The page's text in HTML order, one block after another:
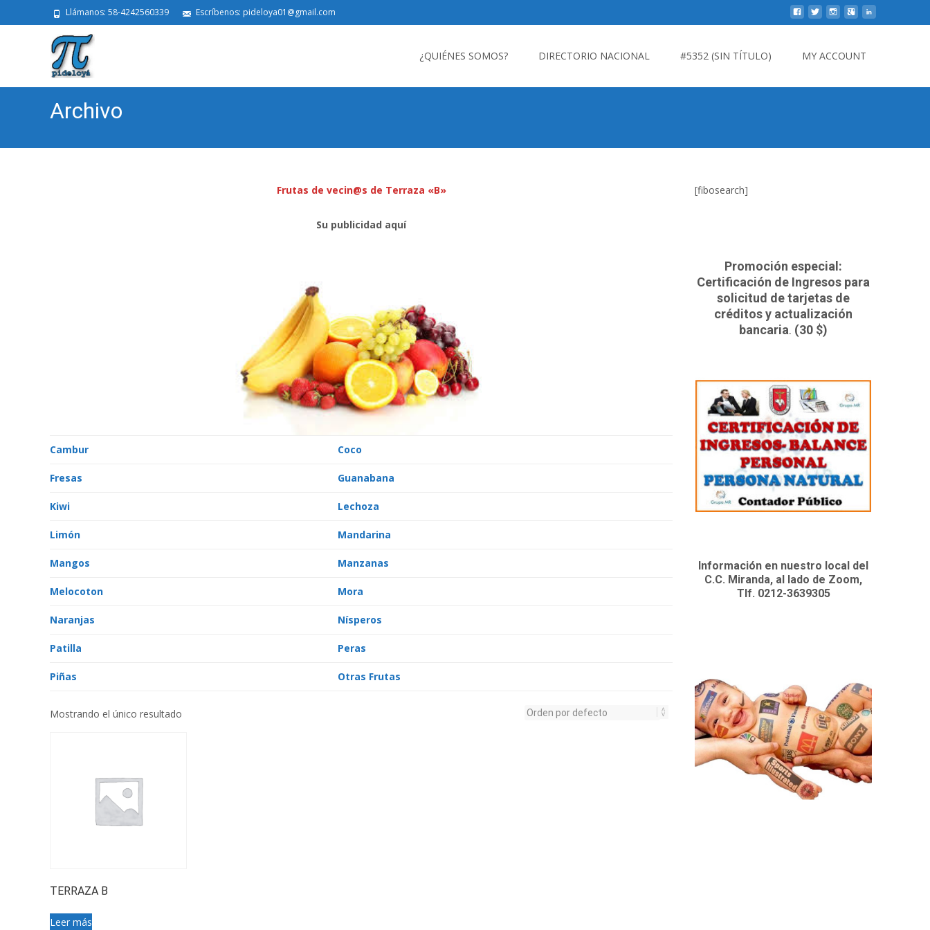
Llámanos: 58-4242560339 Escríbenos: pideloya01@gmail.com
¿QUIÉNES SOMOS? DIRECTORIO NACIONAL #5352 (SIN TÍTULO) MY ACCOUNT
Archivo
Frutas de vecin@s de Terraza «B»
Su publicidad aquí
Cambur Coco
Fresas Guanabana
Kiwi Lechoza
Limón Mandarina
Mangos Manzanas
Melocoton Mora
Naranjas Nísperos
Patilla Peras
Piñas Otras Frutas
Mostrando el único resultado
TERRAZA B
Leer más
[fibosearch]
Promoción especial:
Certificación de Ingresos para
solicitud de tarjetas de
créditos y actualización
bancaria. (30 $)
Información en nuestro local del
C.C. Miranda, al lado de Zoom,
Tlf. 0212-3639305